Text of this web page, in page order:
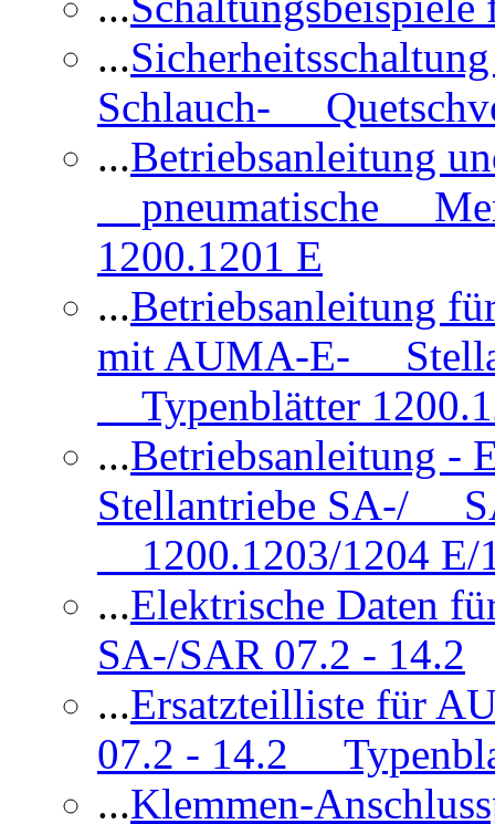
...
Schlauch-
...Betriebsanleitung
pneumatische
1200.1201 E
...Betriebsanleitung
mit AUMA-E-
Typenblätter
...Betriebsanleitung
Stellantriebe SA-/
1200.1203/1204 E/
...Elektrische Daten
SA-/SAR 07.2 - 14.2
...Ersatzteilliste für
07.2 - 14.2
...Klemmen-